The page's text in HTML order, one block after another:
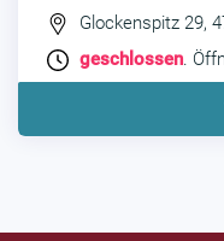
Glockenspitz 29,
geschlossen.